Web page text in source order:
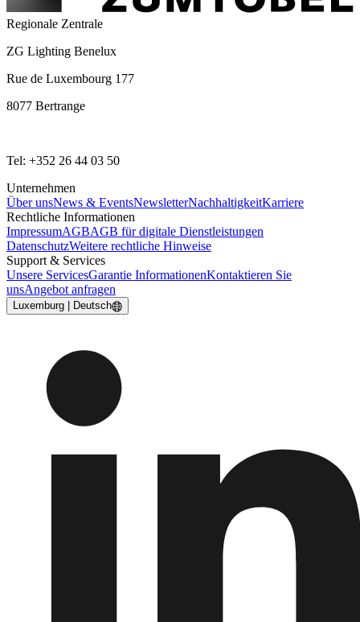
Regionale Zentrale
ZG Lighting Benelux
Rue de Luxembourg 177
8077 Bertrange
Tel: +352 26 44 03 50
Unternehmen
Über unsNews & EventsNewsletterNachhaltigkeitKarriere
Rechtliche Informationen
ImpressumAGBAGB für digitale Dienstleistungen
DatenschutzWeitere rechtliche Hinweise
Support & Services
Unsere ServicesGarantie InformationenKontaktieren Sie
unsAngebot anfragen
Luxemburg | Deutsch